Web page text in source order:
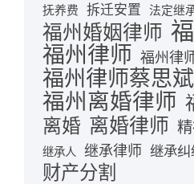
抚养费 拆迁安置 法定继
福州婚姻律师
福州律师 福州律
福州律师蔡思斌
福州离婚律师
离婚 离婚律师
继承人 继承律师 继承纠
财产分割